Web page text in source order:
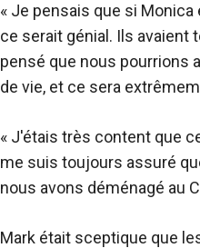
« Je pensais que si
ce serait génial. Ils avaient
pensé que nous pourrions
de vie, et ce sera
« J'étais très content que
me suis toujours assuré
nous avons déménagé au
Mark était sceptique que